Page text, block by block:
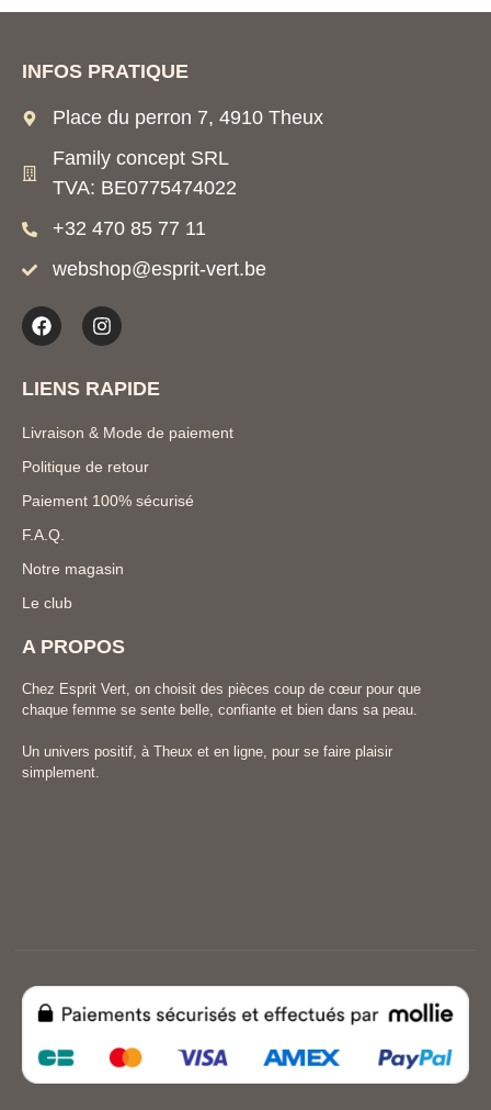
INFOS PRATIQUE
Place du perron 7, 4910 Theux
Family concept SRL
TVA: BE0775474022
+32 470 85 77 11
webshop@esprit-vert.be
LIENS RAPIDE
Livraison & Mode de paiement
Politique de retour
Paiement 100% sécurisé
F.A.Q.
Notre magasin
Le club
A PROPOS
Chez Esprit Vert, on choisit des pièces coup de cœur pour que
chaque femme se sente belle, confiante et bien dans sa peau.
Un univers positif, à Theux et en ligne, pour se faire plaisir
simplement.